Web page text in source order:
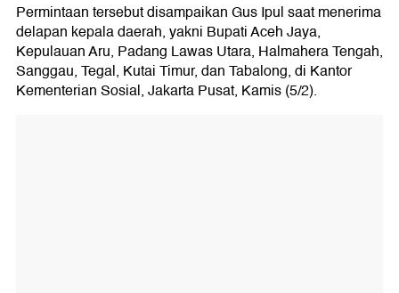
Permintaan tersebut disampaikan Gus Ipul saat menerima
delapan kepala daerah, yakni Bupati Aceh Jaya,
Kepulauan Aru, Padang Lawas Utara, Halmahera Tengah,
Sanggau, Tegal, Kutai Timur, dan Tabalong, di Kantor
Kementerian Sosial, Jakarta Pusat, Kamis (5/2).